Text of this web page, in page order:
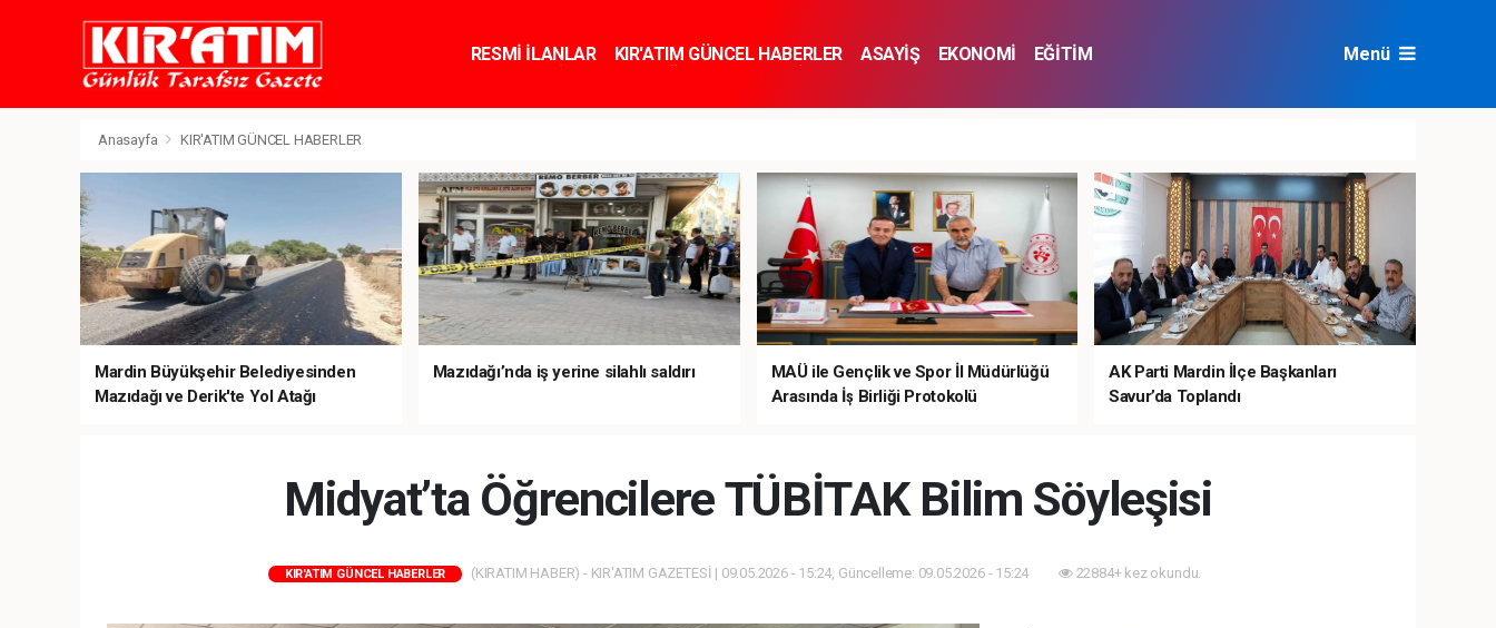
RESMİ İLANLAR KIR'ATIM GÜNCEL HABERLER ASAYİŞ EKONOMİ
EĞİTİM
Menü
Anasayfa KIR'ATIM GÜNCEL HABERLER
Mardin Büyükşehir Belediyesinden
Mazıdağı ve Derik'te Yol Atağı
Mazıdağı’nda iş yerine silahlı saldırı
MAÜ ile Gençlik ve Spor İl Müdürlüğü
Arasında İş Birliği Protokolü
AK Parti Mardin İlçe Başkanları
Savur’da Toplandı
Midyat’ta Öğrencilere TÜBİTAK Bilim Söyleşisi
KIR'ATIM GÜNCEL HABERLER (KIRATIM HABER) - KIR'ATIM GAZETESİ | 09.05.2026 - 15:24, Güncelleme: 09.05.2026 - 15:24 22884+ kez okundu.